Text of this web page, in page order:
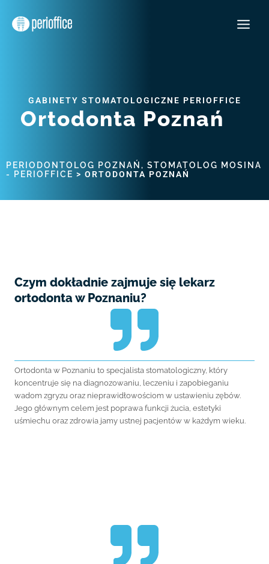
treści
Menu
GABINETY STOMATOLOGICZNE PERIOFFICE
Ortodonta Poznań
PERIODONTOLOG POZNAŃ, STOMATOLOG MOSINA
- PERIOFFICE > ORTODONTA POZNAŃ
Czym dokładnie zajmuje się lekarz
ortodonta w Poznaniu?
Ortodonta w Poznaniu to specjalista stomatologiczny, który
koncentruje się na diagnozowaniu, leczeniu i zapobieganiu
wadom zgryzu oraz nieprawidłowościom w ustawieniu zębów.
Jego głównym celem jest poprawa funkcji żucia, estetyki
uśmiechu oraz zdrowia jamy ustnej pacjentów w każdym wieku.